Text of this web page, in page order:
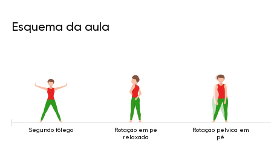
Esquema da aula
Segundo fôlego
Rotação em pé
relaxada
Rotação pélvica em
pé